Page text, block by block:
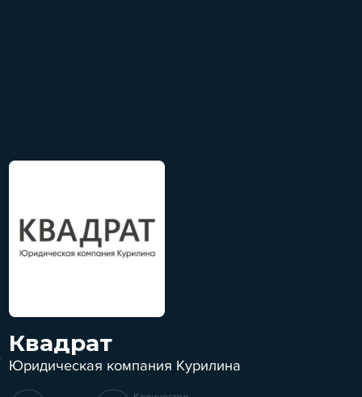
Квадрат
Юридическая компания Курилина